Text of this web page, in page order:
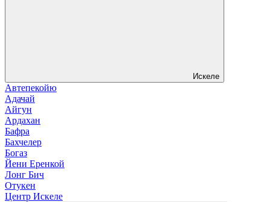
Искеле
Автепекойю
Адачай
Айгун
Ардахан
Бафра
Бахчелер
Богаз
Йени Еренкой
Лонг Бич
Отукен
Центр Искеле